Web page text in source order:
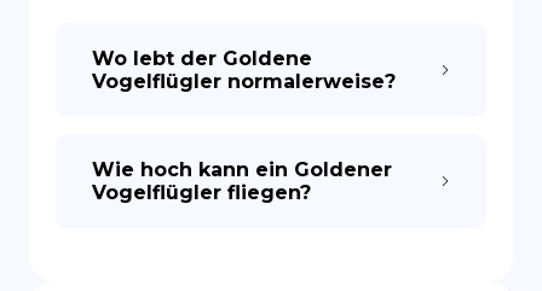
Wo lebt der Goldene
Vogelflügler normalerweise?
Wie hoch kann ein Goldener
Vogelflügler fliegen?